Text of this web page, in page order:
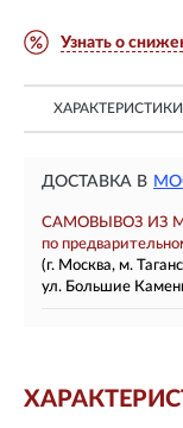
Узнать о
ХАРАКТЕРИСТИКИ
ДОСТАВКА В
САМОВЫВОЗ ИЗ
по
(г. Москва, м.
ул. Большие